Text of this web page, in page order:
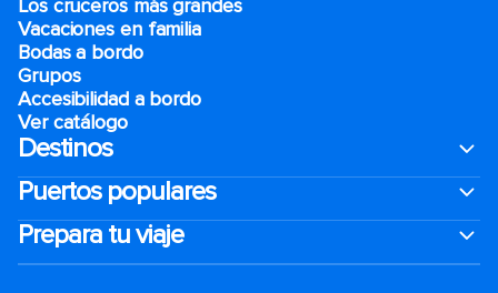
Los cruceros más grandes
Vacaciones en familia
Bodas a bordo
Grupos
Accesibilidad a bordo
Ver catálogo
Destinos
Puertos populares
Prepara tu viaje